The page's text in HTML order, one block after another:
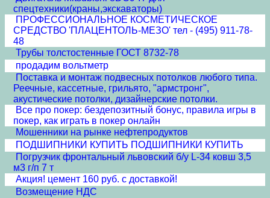
спецтехники(краны,экскаваторы)
ПРОФЕССИОНАЛЬНОЕ КОСМЕТИЧЕСКОЕ
СРЕДСТВО 'ПЛАЦЕНТОЛЬ-МЕЗО' тел - (495) 911-78-
48
Трубы толстостенные ГОСТ 8732-78
продадим вольтметр
Поставка и монтаж подвесных потолков любого типа.
Реечные, кассетные, грильято, "армстронг",
акустические потолки, дизайнерские потолки.
Все про покер: бездепозитный бонус, правила игры в
покер, как играть в покер онлайн
Мошенники на рынке нефтепродуктов
ПОДШИПНИКИ КУПИТЬ ПОДШИПНИКИ КУПИТЬ
Погрузчик фронтальный львовский б/у L-34 ковш 3,5
м3 г/п 7 т
Акция! цемент 160 руб. с доставкой!
Возмещение НДС